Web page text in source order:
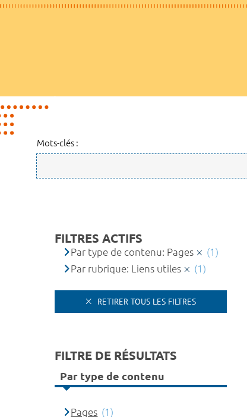
Mots-clés :
FILTRES ACTIFS
Par type de contenu: Pages
(1)
Par rubrique: Liens utiles
(1)
RETIRER TOUS LES FILTRES
FILTRE DE RÉSULTATS
Par type de contenu
Pages (1)